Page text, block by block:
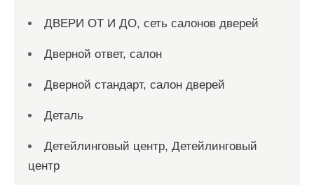
ДВЕРИ ОТ И ДО, сеть салонов дверей
Дверной ответ, салон
Дверной стандарт, салон дверей
Деталь
Детейлинговый центр, Детейлинговый
центр